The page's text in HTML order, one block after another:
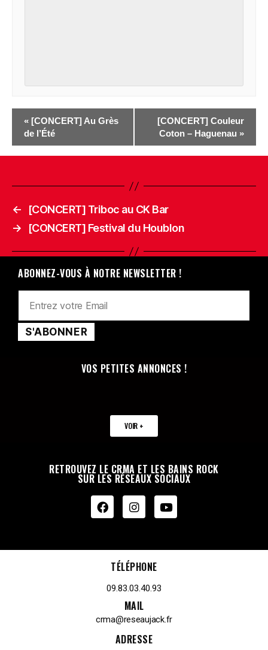
« [CONCERT] Au Grès
de l’Été
[CONCERT] Couleur
Coton – Haguenau »
←
[CONCERT] Triboc au CK Bar
→
[CONCERT] Festival du Houblon
ABONNEZ-VOUS À NOTRE NEWSLETTER !
VOS PETITES ANNONCES !
VOIR +
RETROUVEZ LE CRMA ET LES BAINS ROCK
SUR LES RÉSEAUX SOCIAUX
TÉLÉPHONE
09.83.03.40.93
MAIL
crma@reseaujack.fr
ADRESSE